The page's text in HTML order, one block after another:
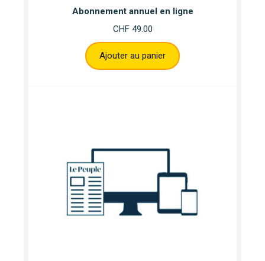
Abonnement annuel en ligne
CHF49.00
Ajouter au panier